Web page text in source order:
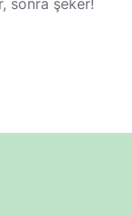
sonra şeker!